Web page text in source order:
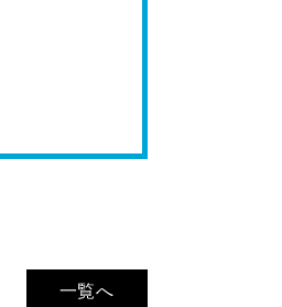
一覧へ